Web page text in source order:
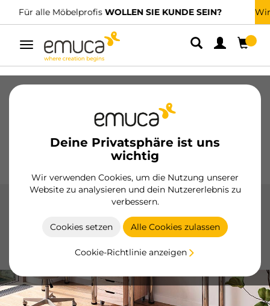
Wir haben spezialisierte Vertriebshändler.FINDEN SIE DEN NÄCHSTGELEGENEN
Umschaltbare
Navigation
Deine Privatsphäre ist uns
wichtig
Wir verwenden Cookies, um die Nutzung unserer
Website zu analysieren und dein Nutzererlebnis zu
verbessern.
Cookies setzen Alle Cookies zulassen
Cookie-Richtlinie anzeigen
Führungssysteme
Schiebesysteme
Griffe Sockel
Die Räder von Emuca gewährleisten eine sanfte und
installierenden Designs.